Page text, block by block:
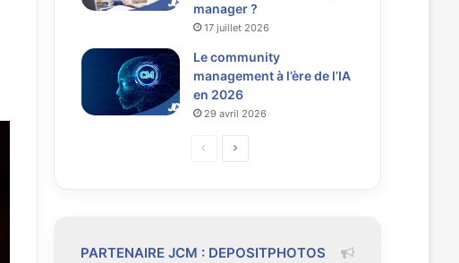
manager ?
17 juillet 2026
Le community
management à l’ère de l’IA
en 2026
29 avril 2026
p
P
s
PARTENAIRE JCM : DEPOSITPHOTOS